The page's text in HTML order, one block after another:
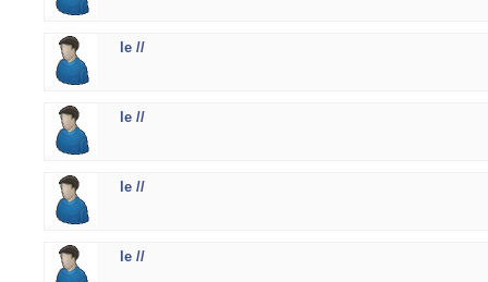
le //
le //
le //
le //